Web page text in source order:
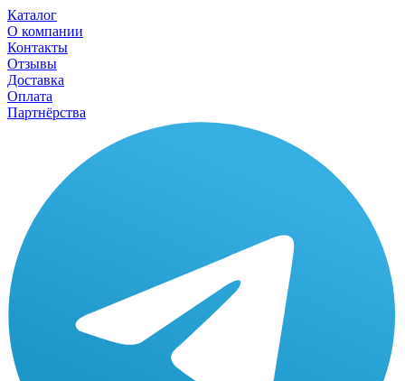
Каталог
О компании
Контакты
Отзывы
Доставка
Оплата
Партнёрства